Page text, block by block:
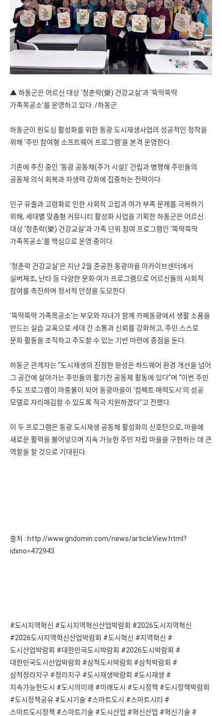
▲ 하동군은 어르신 대상 ‘청춘락(樂) 건강교실’과 ‘뚝딱뚝딱
가족목공소’를 운영하고 있다. /하동군
하동군이 원도심 활성화를 위한 동광 도시재생사업의 성공적인 정착을
위해 ‘주민 참여형 소프트웨어 프로그램’을 본격 운영한다.
기존에 추진 중인 ‘동광 공동채(주거 시설)’ 건립과 병행해 주민들의
공동체 의식 회복과 자생력 강화에 집중하는 전략이다.
인구 유출과 고령화로 인한 사회적 고립과 여가 부족 문제를 극복하기
위해, 세대별 맞춤형 커뮤니티 활성화 사업을 기획한 하동군은 어르신
대상 ‘청춘락(樂) 건강교실’과 가족 단위 참여 프로그램인 ‘뚝딱뚝딱
가족목공소’를 핵심으로 운영 중이다.
‘청춘락 건강교실’은 지난 2월 준공한 동광마을 아카이브센터에서
실버체조, 난타 등 다양한 문화·여가 프로그램으로 어르신들의 사회적
참여를 촉진하며 정서적 안정을 도모한다.
‘뚝딱뚝딱 가족목공소’는 부모와 자녀가 함께 카페동광에서 생활 소품을
만드는 실습 교육으로 세대 간 소통과 신뢰를 강화하고, 주민 스스로
문화 활동을 조직하고 주도할 수 있는 기반 마련에 중점을 둔다.
하동군 관계자는 “도시재생의 진정한 완성은 하드웨어 환경 개선을 넘어
그 공간에 살아가는 주민들의 활기찬 공동체 활동에 있다”며 “이번 주민
주도 프로그램이 마중물이 되어 동광마을이 ‘컴팩트 매력도시’의 성공
모델로 자리매김할 수 있도록 적극 지원하겠다”고 전했다.
이 두 프로그램은 동광 도시재생 공동체 활성화의 신호탄으로, 마을에
새로운 활력을 불어넣으며 지속 가능한 주민 자립 마을을 구현하는 데 큰
역할을 할 것으로 기대된다.
출처 : http://www.gndomin.com/news/articleView.html?
idxno=472943
#도시지역혁신 #도시지역혁신산업박람회 #2026도시지역혁신
#2026도시지역혁신산업박람회 #도시혁신 #지역혁신 #
도시산업박람회 #대한민국도시박람회 #2026도시박람회 #
대한민국도시산업박람회 #삼척도시박람회 #삼척박람회 #
삼척정라지구 #정라지구 #도시재생박람회 #도시재생 #
지속가능한도시 #도시의미래 #미래도시 #도시정책 #도시정책박람회
#도시정책공유 #도시기술 #스마트도시 #스마트시티 #
스마트도시정책 #스마트기술 #도시산업 #혁신산업 #혁신기술 #